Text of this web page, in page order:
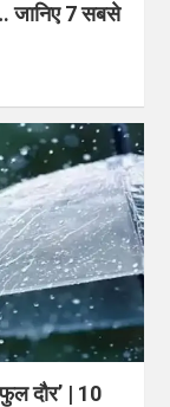
जानिए 7 सबसे
दौर’ | 10